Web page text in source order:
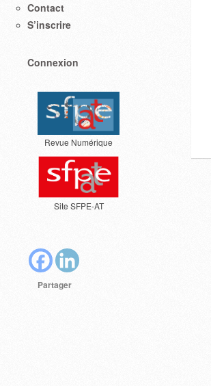
Contact
S’inscrire
Connexion
Revue Numérique
Site SFPE-AT
Partager